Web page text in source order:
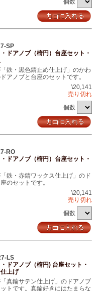
個数
SP
ドアノブ（楕円）台座セット・
鉄・黒色錆止め仕上げ」のかわ
アノブと台座のセットです。
\20,141
売り切れ
個数
RO
ドアノブ（楕円）台座セット・
鉄・赤錆ワックス仕上げ」のド
のセットです。
\20,141
売り切れ
個数
LS
ドアノブ（楕円) 台座セット・
上げ
真鍮サテン仕上げ」のドアノブ
トです。真鍮好きにはたまらな